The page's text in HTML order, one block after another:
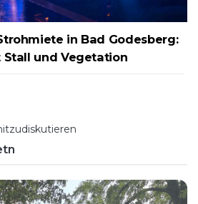
in Bad Godesberg:
Stall und Vegetation